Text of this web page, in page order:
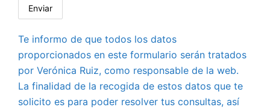
Te informo de que todos los datos
proporcionados en este formulario serán tratados
por Verónica Ruiz, como responsable de la web.
La finalidad de la recogida de estos datos que te
solicito es para poder resolver tus consultas, así